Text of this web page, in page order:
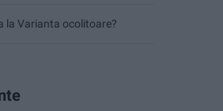
la Varianta ocolitoare?